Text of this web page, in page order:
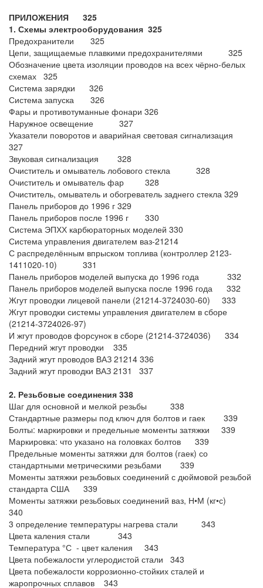
ПРИЛОЖЕНИЯ 325
1. Схемы электрооборудования 325
Предохранители 325
Цепи, защищаемые плавкими предохранителями 325
Обозначение цвета изоляции проводов на всех чёрно-белых
схемах 325
Система зарядки 326
Система запуска 326
Фары и противотуманные фонари 326
Наружное освещение 327
Указатели поворотов и аварийная световая сигнализация
327
Звуковая сигнализация 328
Очиститель и омыватель лобового стекла 328
Очиститель и омыватель фар 328
Очиститель, омыватель и обогреватель заднего стекла 329
Панель приборов до 1996 г 329
Панель приборов после 1996 г 330
Система ЭПХХ карбюраторных моделей 330
Система управления двигателем ваз-21214
С распределённым впрыском топлива (контроллер 2123-
1411020-10) 331
Панель приборов моделей выпуска до 1996 года 332
Панель приборов моделей выпуска после 1996 года 332
Жгут проводки лицевой панели (21214-3724030-60) 333
Жгут проводки системы управления двигателем в сборе
(21214-3724026-97)
И жгут проводов форсунок в сборе (21214-3724036) 334
Передний жгут проводки 335
Задний жгут проводов ВАЗ 21214 336
Задний жгут проводки ВАЗ 2131 337
2. Резьбовые соединения 338
Шаг для основной и мелкой резьбы 338
Стандартные размеры под ключ для болтов и гаек 339
Болты: маркировки и предельные моменты затяжки 339
Маркировка: что указано на головках болтов 339
Предельные моменты затяжки для болтов (гаек) со
стандартными метрическими резьбами 339
Моменты затяжки резьбовых соединений с дюймовой резьбой
стандарта США 339
Моменты затяжки резьбовых соединений ваз, Н•М (кг•с)
340
3 определение температуры нагрева стали 343
Цвета каления стали 343
Температура °С - цвет каления 343
Цвета побежалости углеродистой стали 343
Цвета побежалости коррозионно-стойких сталей и
жаропрочных сплавов 343